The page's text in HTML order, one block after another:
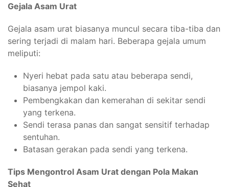
Gejala Asam Urat
Gejala asam urat biasanya muncul secara tiba-tiba dan
sering terjadi di malam hari. Beberapa gejala umum
meliputi:
Nyeri hebat pada satu atau beberapa sendi,
biasanya jempol kaki.
Pembengkakan dan kemerahan di sekitar sendi
yang terkena.
Sendi terasa panas dan sangat sensitif terhadap
sentuhan.
Batasan gerakan pada sendi yang terkena.
Tips Mengontrol Asam Urat dengan Pola Makan
Sehat